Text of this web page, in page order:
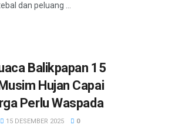
dan peluang ...
Balikpapan 15
Hujan Capai
Perlu Waspada
15 DESEMBER 2025 0